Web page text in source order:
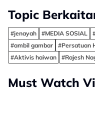
Topic
#jenayah #MEDIA SOSIAL
#ambil gambar
#Persatuan
#Aktivis haiwan
#Rajesh
Must Watch